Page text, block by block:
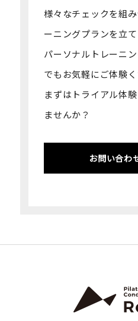
様々なチェックを組
ーニングプランを立て
パーソナルトレーニ
でもお気軽にご体験く
まずはトライアル体
ませんか？
お問い合わ